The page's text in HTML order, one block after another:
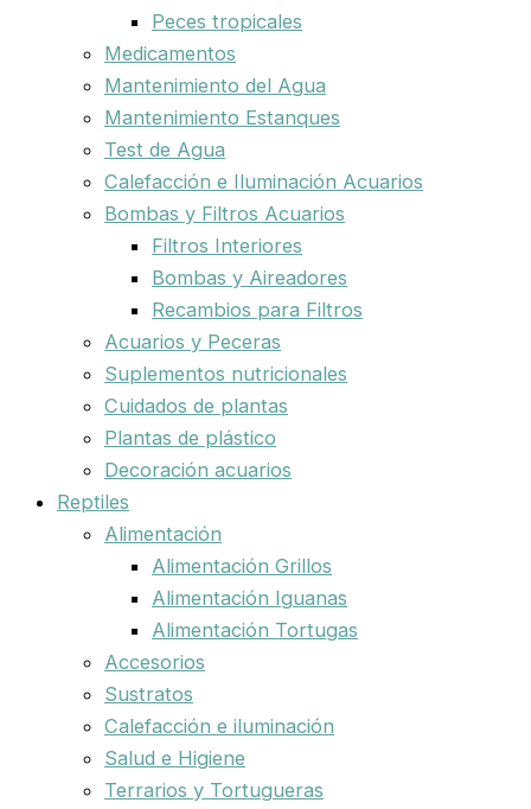
Peces tropicales
Medicamentos
Mantenimiento del Agua
Mantenimiento Estanques
Test de Agua
Calefacción e Iluminación Acuarios
Bombas y Filtros Acuarios
Filtros Interiores
Bombas y Aireadores
Recambios para Filtros
Acuarios y Peceras
Suplementos nutricionales
Cuidados de plantas
Plantas de plástico
Decoración acuarios
Reptiles
Alimentación
Alimentación Grillos
Alimentación Iguanas
Alimentación Tortugas
Accesorios
Sustratos
Calefacción e iluminación
Salud e Higiene
Terrarios y Tortugueras